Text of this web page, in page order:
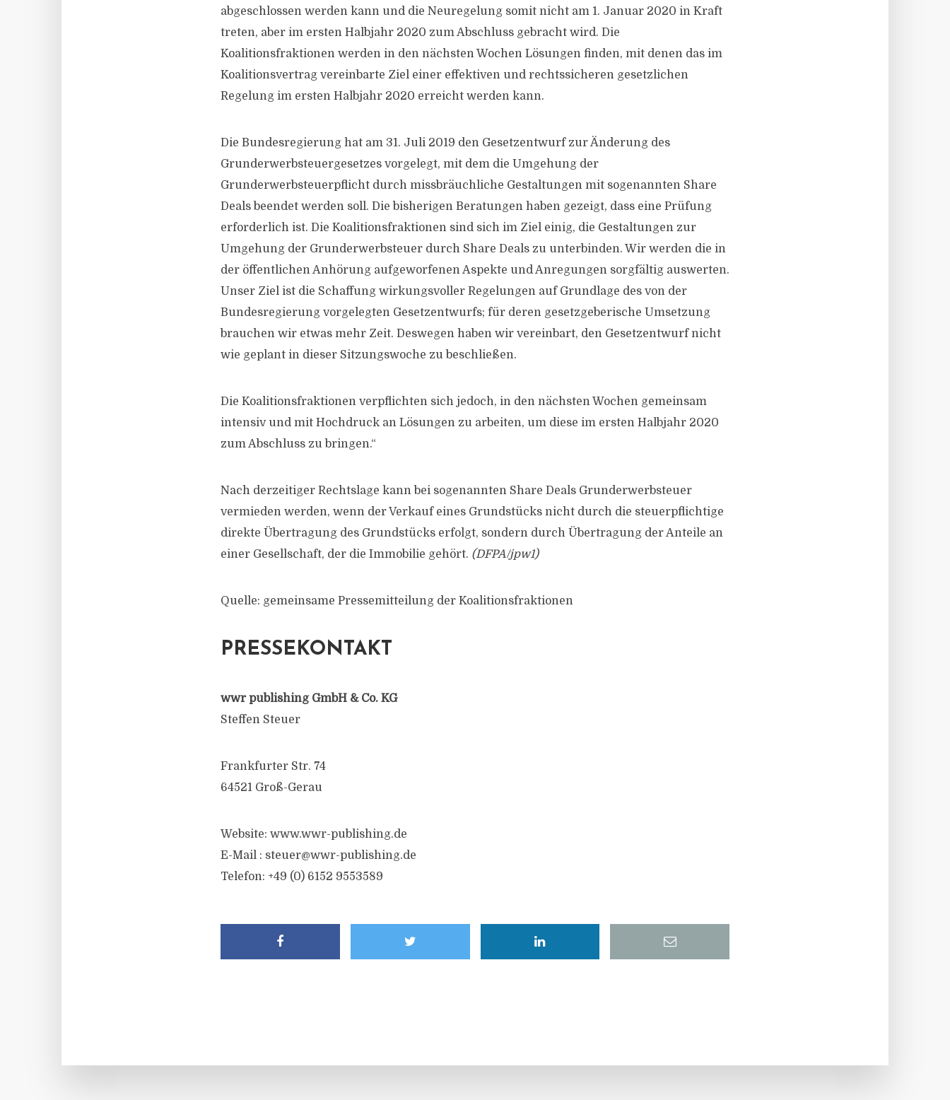
abgeschlossen werden kann und die Neuregelung somit nicht am 1. Januar 2020 in Kraft
treten, aber im ersten Halbjahr 2020 zum Abschluss gebracht wird. Die
Koalitionsfraktionen werden in den nächsten Wochen Lösungen finden, mit denen das im
Koalitionsvertrag vereinbarte Ziel einer effektiven und rechtssicheren gesetzlichen
Regelung im ersten Halbjahr 2020 erreicht werden kann.
Die Bundesregierung hat am 31. Juli 2019 den Gesetzentwurf zur Änderung des
Grunderwerbsteuergesetzes vorgelegt, mit dem die Umgehung der
Grunderwerbsteuerpflicht durch missbräuchliche Gestaltungen mit sogenannten Share
Deals beendet werden soll. Die bisherigen Beratungen haben gezeigt, dass eine Prüfung
erforderlich ist. Die Koalitionsfraktionen sind sich im Ziel einig, die Gestaltungen zur
Umgehung der Grunderwerbsteuer durch Share Deals zu unterbinden. Wir werden die in
der öffentlichen Anhörung aufgeworfenen Aspekte und Anregungen sorgfältig auswerten.
Unser Ziel ist die Schaffung wirkungsvoller Regelungen auf Grundlage des von der
Bundesregierung vorgelegten Gesetzentwurfs; für deren gesetzgeberische Umsetzung
brauchen wir etwas mehr Zeit. Deswegen haben wir vereinbart, den Gesetzentwurf nicht
wie geplant in dieser Sitzungswoche zu beschließen.
Die Koalitionsfraktionen verpflichten sich jedoch, in den nächsten Wochen gemeinsam
intensiv und mit Hochdruck an Lösungen zu arbeiten, um diese im ersten Halbjahr 2020
zum Abschluss zu bringen.“
Nach derzeitiger Rechtslage kann bei sogenannten Share Deals Grunderwerbsteuer
vermieden werden, wenn der Verkauf eines Grundstücks nicht durch die steuerpflichtige
direkte Übertragung des Grundstücks erfolgt, sondern durch Übertragung der Anteile an
einer Gesellschaft, der die Immobilie gehört. (DFPA/jpw1)
Quelle: gemeinsame Pressemitteilung der Koalitionsfraktionen
PRESSEKONTAKT
wwr publishing GmbH & Co. KG
Steffen Steuer
Frankfurter Str. 74
64521 Groß-Gerau
Website: www.wwr-publishing.de
E-Mail : steuer@wwr-publishing.de
Telefon: +49 (0) 6152 9553589